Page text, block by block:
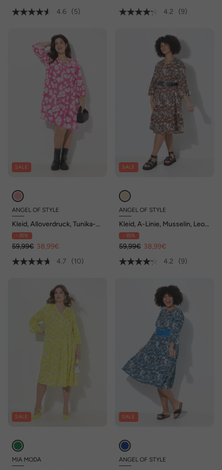
4.6
(5)
4.2
(9)
SALE
ANGEL OF STYLE
Kleid, Alloverdruck, Tunika-
Ausschnitt
- 35%
59,99€ 38,99€
4.7
(10)
SALE
ANGEL OF STYLE
Kleid, A-Linie, Musselin, Leo-
Muster, Volants
- 35%
59,99€ 38,99€
4.2
(9)
SALE
MIA MODA
SALE
ANGEL OF STYLE